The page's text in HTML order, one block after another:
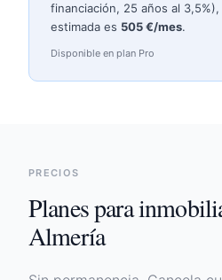
financiación, 25 años al
estimada es 505€/mes.
Disponible en plan Pro
PRECIOS
Planes para
Almería